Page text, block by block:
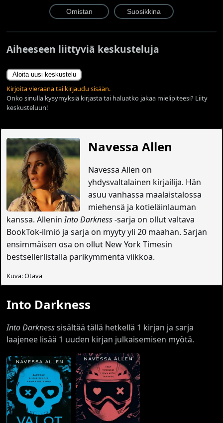
Aiheeseen liittyviä keskusteluja
Aloita uusi keskustelu
Kirjoita vieraana tai kirjaudu sisään.
Onko sinulla kysymyksiä kirjasta tai haluatko jakaa mielipiteesi? Liity
keskusteluun!
Navessa Allen
Navessa Allen on
yhdysvaltalainen kirjailija. Hän
asuu vanhassa maalaistalossa
miehensä ja kotieläinlauman
kanssa. AlleninInto Darkness-sarja on ollut valtava
BookTok-ilmiö ja sarja on myyty yli 20 maahan. Sarjan
ensimmäisen osa on ollut New York Timesin
bestsellerlistalla parikymmentä viikkoa.
Kuva: Otava
Into Darkness
Into Darknesssisältää tällä hetkellä 1 kirjan ja sarja
laajenee lisää 1 uuden kirjan julkaisemisen myötä.